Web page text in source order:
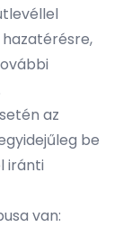
az
be
iránti
van: